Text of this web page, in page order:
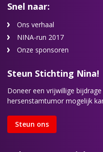
Snel naar:
Ons verhaal
NINA-run 2017
Onze sponsoren
Steun Stichting Nina!
Doneer een vrijwillige
hersenstamtumor mogelijk
Steun ons